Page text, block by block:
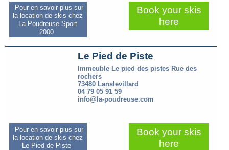
Pour en savoir plus sur
la location de skis chez
La Poudreuse Sport
2000
Book your skis
here
Le Pied de Piste
Immeuble Le pied des pistes Rue des
rochers
73480 Lanslevillard
04 79 05 91 59
info@la-poudreuse.com
Pour en savoir plus sur
la location de skis chez
Le Pied de Piste
Book your skis
here